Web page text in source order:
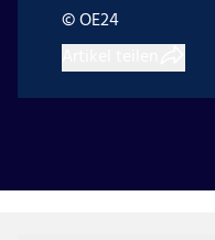
© OE24